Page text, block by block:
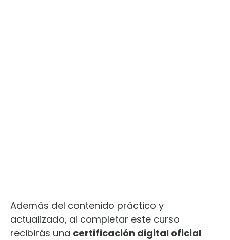
Además del contenido práctico y
actualizado, al completar este curso
recibirás una certificación digital oficial